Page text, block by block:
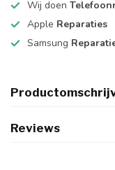
Wij doen
Apple Reparaties
Samsung
Reviews